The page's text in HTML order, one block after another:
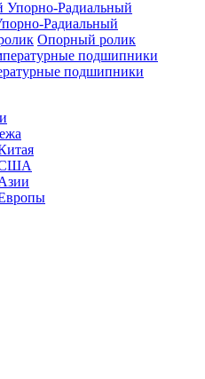
Радиальный
Опорный ролик
подшипники
США